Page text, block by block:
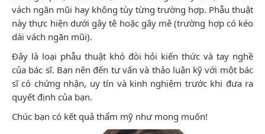
vách ngăn mũi hay không tùy từng trường hợp. Phẫu thuật
này thực hiện dưới gây tê hoặc gây mê (trường hợp có kéo
dài vách ngăn mũi).
Đây là loại phẫu thuật khó đòi hỏi kiến thức và tay nghề
của bác sĩ. Bạn nên đến tư vấn và thảo luận kỹ với một bác
sĩ có chứng nhận, uy tín và kinh nghiệm trước khi đưa ra
quyết định của bạn.
Chúc bạn có kết quả thẩm mỹ như mong muốn!